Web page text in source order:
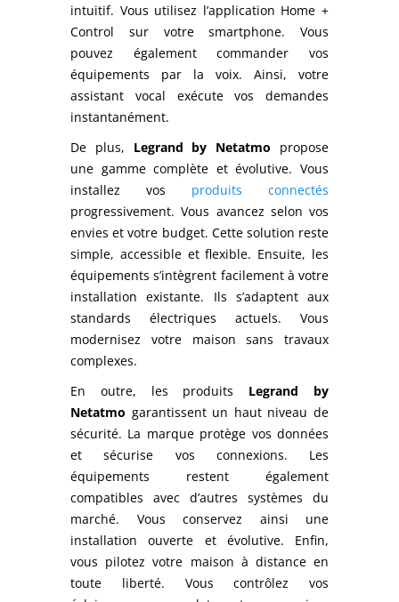
intuitif. Vous utilisez l’application Home +
Control sur votre smartphone. Vous
pouvez également commander vos
équipements par la voix. Ainsi, votre
assistant vocal exécute vos demandes
instantanément.
De plus, Legrand by Netatmo propose
une gamme complète et évolutive. Vous
installez vos produits connectés
progressivement. Vous avancez selon vos
envies et votre budget. Cette solution reste
simple, accessible et flexible. Ensuite, les
équipements s’intègrent facilement à votre
installation existante. Ils s’adaptent aux
standards électriques actuels. Vous
modernisez votre maison sans travaux
complexes.
En outre, les produits Legrand by
Netatmo garantissent un haut niveau de
sécurité. La marque protège vos données
et sécurise vos connexions. Les
équipements restent également
compatibles avec d’autres systèmes du
marché. Vous conservez ainsi une
installation ouverte et évolutive. Enfin,
vous pilotez votre maison à distance en
toute liberté. Vous contrôlez vos